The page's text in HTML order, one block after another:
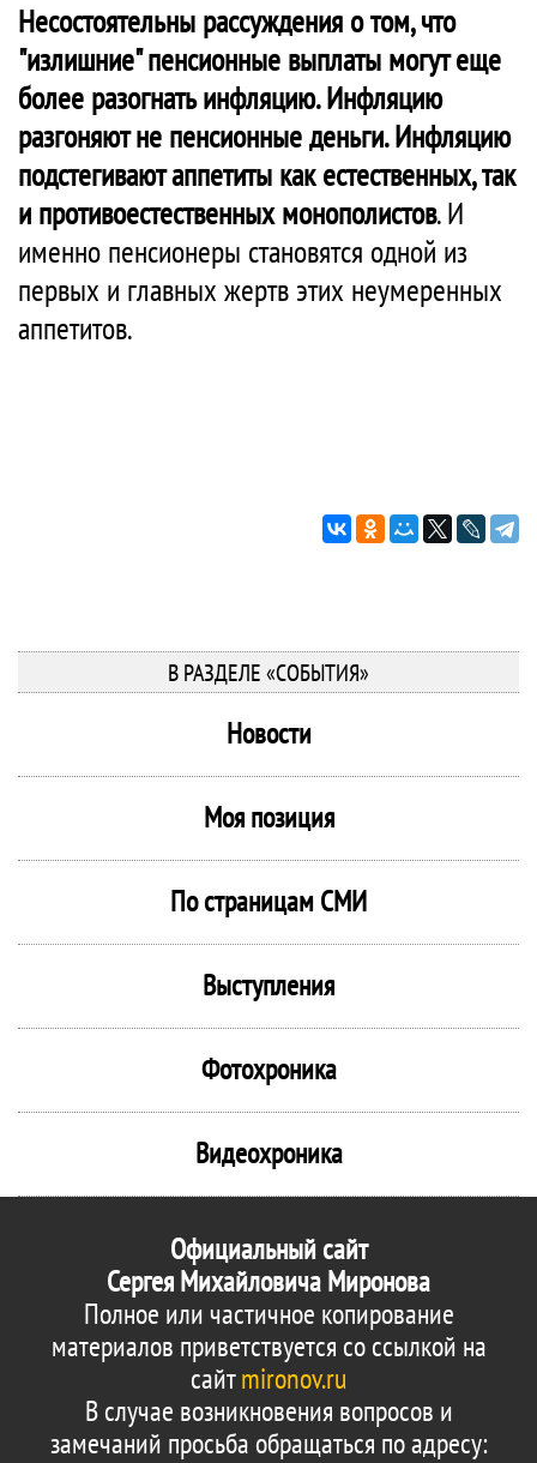
Несостоятельны рассуждения о том, что
"излишние" пенсионные выплаты могут еще
более разогнать инфляцию. Инфляцию
разгоняют не пенсионные деньги. Инфляцию
подстегивают аппетиты как естественных, так
и противоестественных монополистов. И
именно пенсионеры становятся одной из
первых и главных жертв этих неумеренных
аппетитов.
В РАЗДЕЛЕ «СОБЫТИЯ»
Новости
Моя позиция
По страницам СМИ
Выступления
Фотохроника
Видеохроника
Официальный сайт
Сергея Михайловича Миронова
Полное или частичное копирование
материалов приветствуется со ссылкой на
сайтmironov.ru
В случае возникновения вопросов и
замечаний просьба обращаться по адресу: